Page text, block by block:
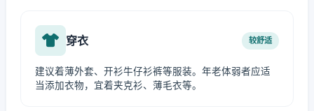
穿衣 较舒适
建议着薄外套、开衫牛仔衫裤等服装。年老体弱者应适
当添加衣物，宜着夹克衫、薄毛衣等。